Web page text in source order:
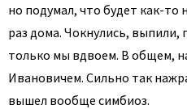
но подумал, что будет как-то
раз дома. Чокнулись,
только мы вдвоем. В общем,
Ивановичем. Сильно так
вышел вообще симбиоз.